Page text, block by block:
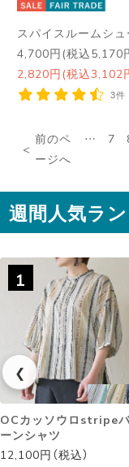
スパイスルームシ
4,700円(税込5,170
2,820円(税込3,102
3件
前のペ
ージへ
… 7
週間人気ラ
❮
1
OCカッソウロstripe
ーンシャツ
12,100円（税込）